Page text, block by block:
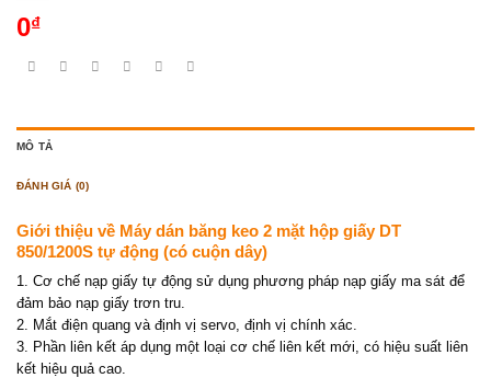
0₫
MÔ TẢ
ĐÁNH GIÁ (0)
Giới thiệu về Máy dán băng keo 2 mặt hộp giấy DT
850/1200S tự động (có cuộn dây)
1. Cơ chế nạp giấy tự động sử dụng phương pháp nạp giấy ma sát để
đảm bảo nạp giấy trơn tru.
2. Mắt điện quang và định vị servo, định vị chính xác.
3. Phần liên kết áp dụng một loại cơ chế liên kết mới, có hiệu suất liên
kết hiệu quả cao.